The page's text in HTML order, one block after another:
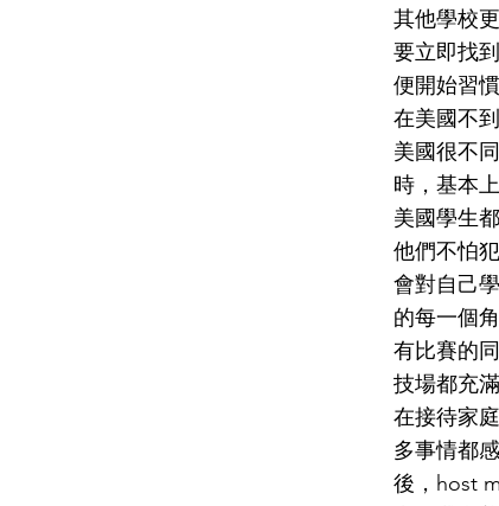
其他學校
要立即找
便開始習
在美國不
美國很不
時，基本
美國學生
他們不怕
會對自己
的每一個
有比賽的
技場都充
在接待家
多事情都
後，host